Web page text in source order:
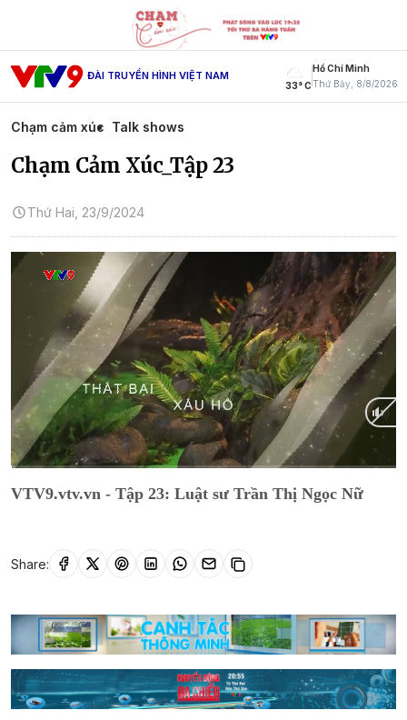
ĐÀI TRUYỀN HÌNH VIỆT NAM
33° C
Hồ Chí Minh
Thứ Bảy, 8/8/2026
Chạm cảm xúc Talk shows
Chạm Cảm Xúc_Tập 23
Thứ Hai, 23/9/2024
VTV9.vtv.vn - Tập 23: Luật sư Trần Thị Ngọc Nữ
Share: